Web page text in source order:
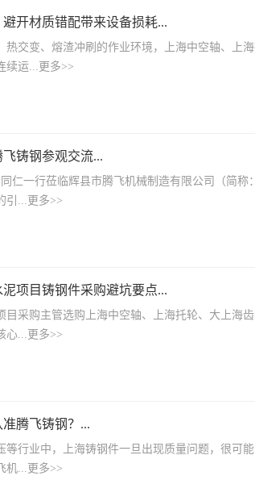
开材质错配带来设备损耗...
变、熔渣冲刷的作业环境，上海中空轴、上
续运...更多>>
铸钢参观交流...
一行莅临辉县市腾飞机械制造有限公司（简称
...更多>>
项目铸钢件采购避坑要点...
购主管选购上海中空轴、上海托轮、大上海
心...更多>>
腾飞铸钢？...
业中，上海铸钢件一旦出现质量问题，很可
机...更多>>